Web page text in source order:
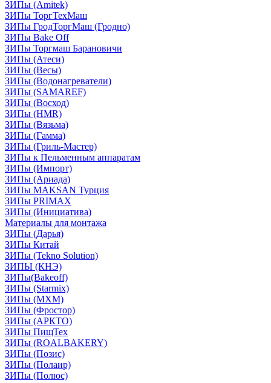
ЗИПы (Amitek)
ЗИПы ТоргТехМаш
ЗИПы ГродТоргМаш (Гродно)
ЗИПы Bake Off
ЗИПы Торгмаш Барановичи
ЗИПы (Атеси)
ЗИПы (Весы)
ЗИПы (Водонагреватели)
ЗИПы (SAMAREF)
ЗИПы (Восход)
ЗИПы (HMR)
ЗИПы (Вязьма)
ЗИПы (Гамма)
ЗИПы (Гриль-Мастер)
ЗИПы к Пельменным аппаратам
ЗИПы (Импорт)
ЗИПы (Ариада)
ЗИПы MAKSAN Турция
ЗИПы PRIMAX
ЗИПы (Инициатива)
Материалы для монтажа
ЗИПы (Дарья)
ЗИПы Китай
ЗИПы (Tekno Solution)
ЗИПЫ (КНЭ)
ЗИПы(Bakeoff)
ЗИПы (Starmix)
ЗИПы (МХМ)
ЗИПы (Фростор)
ЗИПы (АРКТО)
ЗИПы ПищТех
ЗИПы (ROALBAKERY)
ЗИПы (Позис)
ЗИПы (Полаир)
ЗИПы (Полюс)